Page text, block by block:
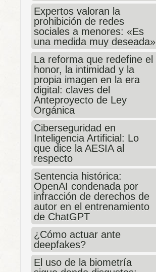
Expertos valoran la
prohibición de redes
sociales a menores: «Es
una medida muy deseada»
La reforma que redefine el
honor, la intimidad y la
propia imagen en la era
digital: claves del
Anteproyecto de Ley
Orgánica
Ciberseguridad en
Inteligencia Artificial: Lo
que dice la AESIA al
respecto
Sentencia histórica:
OpenAI condenada por
infracción de derechos de
autor en el entrenamiento
de ChatGPT
¿Cómo actuar ante
deepfakes?
El uso de la biometría